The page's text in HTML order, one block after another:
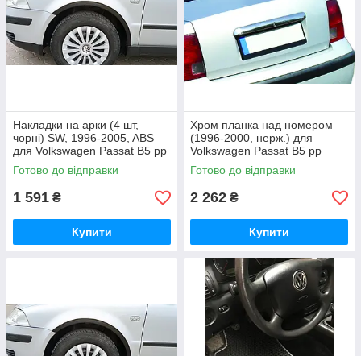
Накладки на арки (4 шт,
чорні) SW, 1996-2005, ABS
для Volkswagen Passat B5 рр
Готово до відправки
1 591 ₴
Купити
Хром планка над номером
(1996-2000, нерж.) для
Volkswagen Passat B5 рр
Готово до відправки
2 262 ₴
Купити